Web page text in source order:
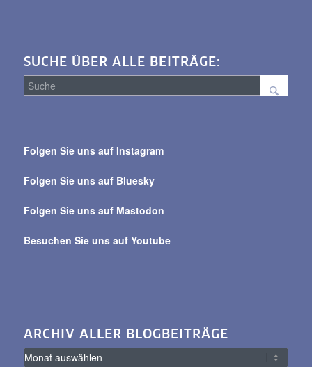
SUCHE ÜBER ALLE BEITRÄGE:
alle
Folgen Sie uns auf Instagram
Folgen Sie uns auf Bluesky
Folgen Sie uns auf Mastodon
Besuchen Sie uns auf Youtube
ARCHIV ALLER BLOGBEITRÄGE